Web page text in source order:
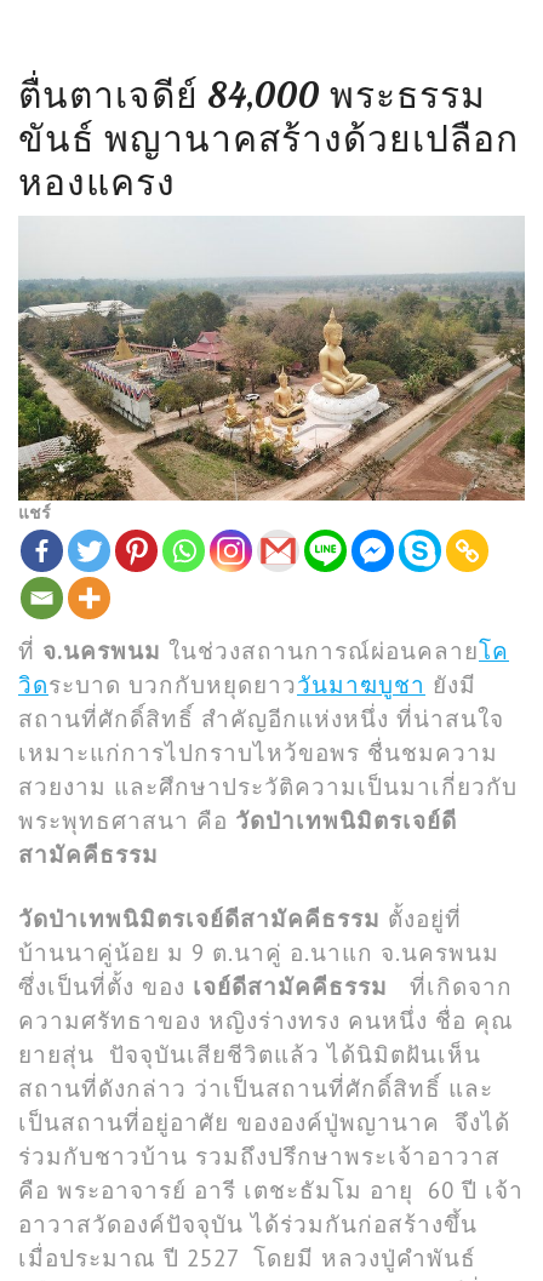
ตื่นตาเจดีย์ 84,000 พระธรรม
ขันธ์ พญานาคสร้างด้วยเปลือก
หองแครง
แชร์
ที่ จ.นครพนม ในช่วงสถานการณ์ผ่อนคลายโค
วิดระบาด บวกกับหยุดยาววันมาฆบูชา ยังมี
สถานที่ศักดิ์สิทธิ์ สำคัญอีกแห่งหนึ่ง ที่น่าสนใจ
เหมาะแก่การไปกราบไหว้ขอพร ชื่นชมความ
สวยงาม และศึกษาประวัติความเป็นมาเกี่ยวกับ
พระพุทธศาสนา คือ วัดป่าเทพนิมิตรเจย์ดี
สามัคคีธรรม
วัดป่าเทพนิมิตรเจย์ดีสามัคคีธรรม ตั้งอยู่ที่
บ้านนาคู่น้อย ม 9 ต.นาคู่ อ.นาแก จ.นครพนม
ซึ่งเป็นที่ตั้ง ของ เจย์ดีสามัคคีธรรม ที่เกิดจาก
ความศรัทธาของ หญิงร่างทรง คนหนึ่ง ชื่อ คุณ
ยายสุ่น ปัจจุบันเสียชีวิตแล้ว ได้นิมิตฝันเห็น
สถานที่ดังกล่าว ว่าเป็นสถานที่ศักดิ์สิทธิ์ และ
เป็นสถานที่อยู่อาศัย ขององค์ปู่พญานาค จึงได้
ร่วมกับชาวบ้าน รวมถึงปรึกษาพระเจ้าอาวาส
คือ พระอาจารย์ อารี เตชะธัมโม อายุ 60 ปี เจ้า
อาวาสวัดองค์ปัจจุบัน ได้ร่วมกันก่อสร้างขึ้น
เมื่อประมาณ ปี 2527 โดยมี หลวงปู่คำพันธ์